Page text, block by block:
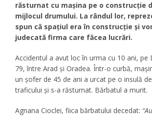
răsturnat cu mașina pe o construcție
mijlocul drumului. La rândul lor,
spun că spațiul era în construcție și
judecată firma care făcea lucrări.
Accidentul a avut loc în urma cu 10 ani, pe
79, între Arad și Oradea. Într-o curbă,
un șofer de 45 de ani a urcat pe o insulă
traficului și s-a răsturnat. Bărbatul a murit.
Agnana Cioclei, fiica bărbatului decedat: